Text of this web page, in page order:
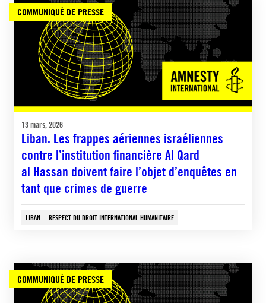
COMMUNIQUÉ DE PRESSE
13 mars, 2026
Liban. Les frappes aériennes israéliennes
contre l’institution financière Al Qard
al Hassan doivent faire l’objet d’enquêtes en
tant que crimes de guerre
LIBAN RESPECT DU DROIT INTERNATIONAL HUMANITAIRE
COMMUNIQUÉ DE PRESSE